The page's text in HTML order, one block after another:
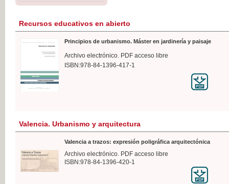
Recursos educativos en abierto
Principios de urbanismo. Máster en jardinería y paisaje
Archivo electrónico. PDF acceso libre
ISBN:978-84-1396-417-1
Valencia. Urbanismo y arquitectura
Valencia a trazos: expresión poligráfica arquitectónica
Archivo electrónico. PDF acceso libre
ISBN:978-84-1396-420-1